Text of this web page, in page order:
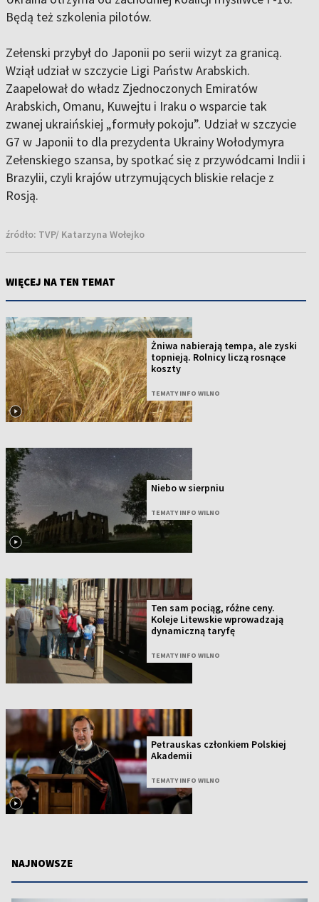
Będą też szkolenia pilotów.
Zełenski przybył do Japonii po serii wizyt za granicą.
Wziął udział w szczycie Ligi Państw Arabskich.
Zaapelował do władz Zjednoczonych Emiratów
Arabskich, Omanu, Kuwejtu i Iraku o wsparcie tak
zwanej ukraińskiej „formuły pokoju”. Udział w szczycie
G7 w Japonii to dla prezydenta Ukrainy Wołodymyra
Zełenskiego szansa, by spotkać się z przywódcami Indii i
Brazylii, czyli krajów utrzymujących bliskie relacje z
Rosją.
źródło: TVP/ Katarzyna Wołejko
WIĘCEJ NA TEN TEMAT
Żniwa nabierają tempa, ale zyski
topnieją. Rolnicy liczą rosnące
koszty
TEMATY INFO WILNO
Niebo w sierpniu
TEMATY INFO WILNO
Ten sam pociąg, różne ceny.
Koleje Litewskie wprowadzają
dynamiczną taryfę
TEMATY INFO WILNO
Petrauskas członkiem Polskiej
Akademii
TEMATY INFO WILNO
NAJNOWSZE